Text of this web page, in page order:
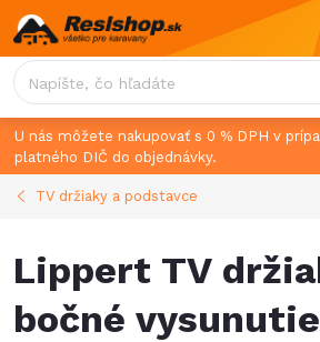
Prejsť
na
obsah
U nás môžete nakupovať s 0 % DPH v
platného DIČ do objednávky.
TV držiaky a podstavce
Lippert TV
bočné